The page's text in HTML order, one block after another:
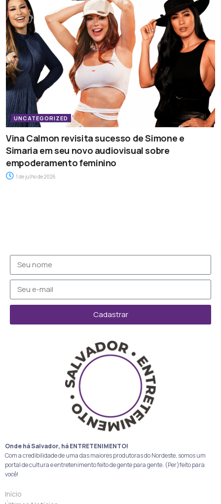
UNCATEGORIZED
Vina Calmon revisita sucesso de Simone e
Simaria em seu novo audiovisual sobre
empoderamento feminino
1 de julho de 2026
Cadastrar
Onde há Salvador, há ENTRETENIMENTO!
Com a credibilidade de uma das maiores produtoras do Nordeste, somos um
portal de cultura e entretenimento feito de gente para gente. (Per)feito para
você!
Início